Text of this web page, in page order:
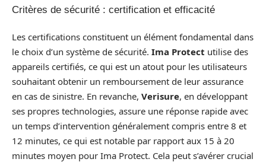
Critères de sécurité : certification et efficacité
Les certifications constituent un élément fondamental dans
le choix d’un système de sécurité. Ima Protect utilise des
appareils certifiés, ce qui est un atout pour les utilisateurs
souhaitant obtenir un remboursement de leur assurance
en cas de sinistre. En revanche, Verisure, en développant
ses propres technologies, assure une réponse rapide avec
un temps d’intervention généralement compris entre 8 et
12 minutes, ce qui est notable par rapport aux 15 à 20
minutes moyen pour Ima Protect. Cela peut s’avérer crucial